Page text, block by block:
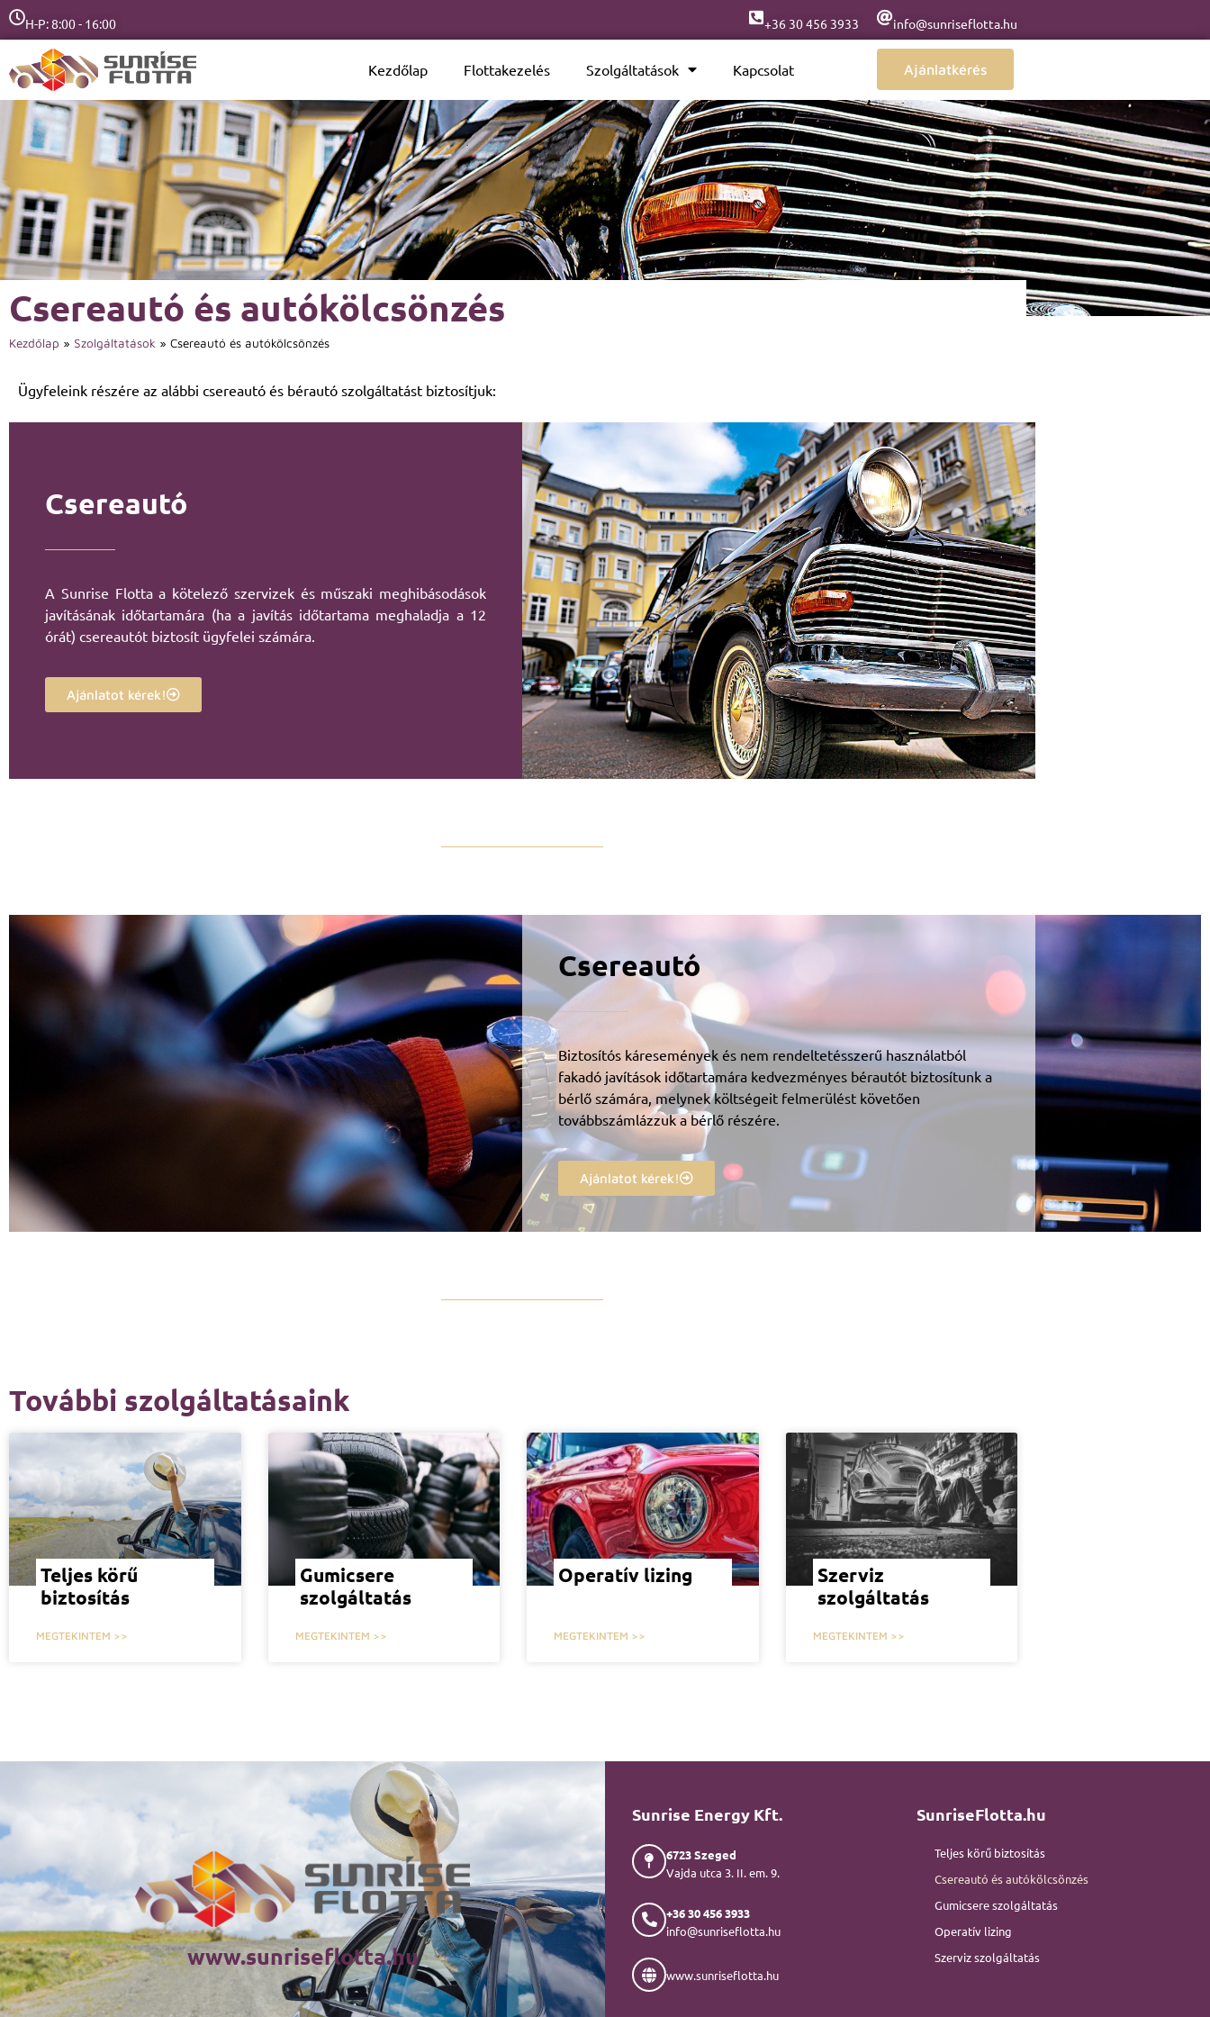
H-P: 8:00 - 16:00 +36 30 456 3933 info@sunriseflotta.hu
Kezdőlap Flottakezelés Szolgáltatások Kapcsolat Ajánlatkérés
Csereautó és autókölcsönzés
Kezdőlap » Szolgáltatások » Csereautó és autókölcsönzés
Ügyfeleink részére az alábbi csereautó és bérautó szolgáltatást biztosítjuk:
Csereautó
A Sunrise Flotta a kötelező szervizek és műszaki meghibásodások
javításának időtartamára (ha a javítás időtartama meghaladja a 12
órát) csereautót biztosít ügyfelei számára.
Ajánlatot kérek!
Csereautó
Biztosítós káresemények és nem rendeltetésszerű használatból
fakadó javítások időtartamára kedvezményes bérautót biztosítunk a
bérlő számára, melynek költségeit felmerülést követően
továbbszámlázzuk a bérlő részére.
Ajánlatot kérek!
További szolgáltatásaink
Teljes körű
biztosítás
MEGTEKINTEM >>
Gumicsere
szolgáltatás
MEGTEKINTEM >>
Operatív lizing
MEGTEKINTEM >>
Szerviz
szolgáltatás
MEGTEKINTEM >>
www.sunriseflotta.hu
Sunrise Energy Kft.
6723 Szeged
Vajda utca 3. II. em. 9.
+36 30 456 3933
info@sunriseflotta.hu
www.sunriseflotta.hu
SunriseFlotta.hu
Teljes körű biztosítás
Csereautó és autókölcsönzés
Gumicsere szolgáltatás
Operatív lizing
Szerviz szolgáltatás